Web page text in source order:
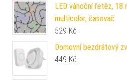
LED vánoční řetěz, 18
multicolor, časovač
529 Kč
Domovní bezdrátový
449 Kč